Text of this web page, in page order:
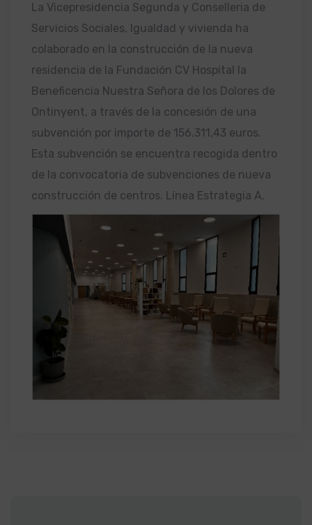
La Vicepresidencia Segunda y Conselleria de
Servicios Sociales, Igualdad y vivienda ha
colaborado en la construcción de la nueva
residencia de la Fundación CV Hospital la
Beneficencia Nuestra Señora de los Dolores de
Ontinyent, a través de la concesión de una
subvención por importe de 156.311,43 euros.
Esta subvención se encuentra recogida dentro
de la convocatoria de subvenciones de nueva
construcción de centros. Línea Estrategia A.